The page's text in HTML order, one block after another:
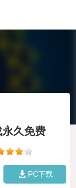
久免费
PC下载